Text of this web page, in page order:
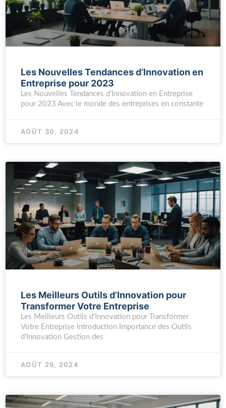
Les Nouvelles Tendances d’Innovation en
Entreprise pour 2023
Les Nouvelles Tendances d’Innovation en Entreprise
pour 2023 Avec le monde des entreprises en constante
AOÛT 30, 2024
Les Meilleurs Outils d’Innovation pour
Transformer Votre Entreprise
Les Meilleurs Outils d’Innovation pour Transformer
Votre Entreprise Introduction Importance des Outils
d’Innovation Gestion des
AOÛT 29, 2024